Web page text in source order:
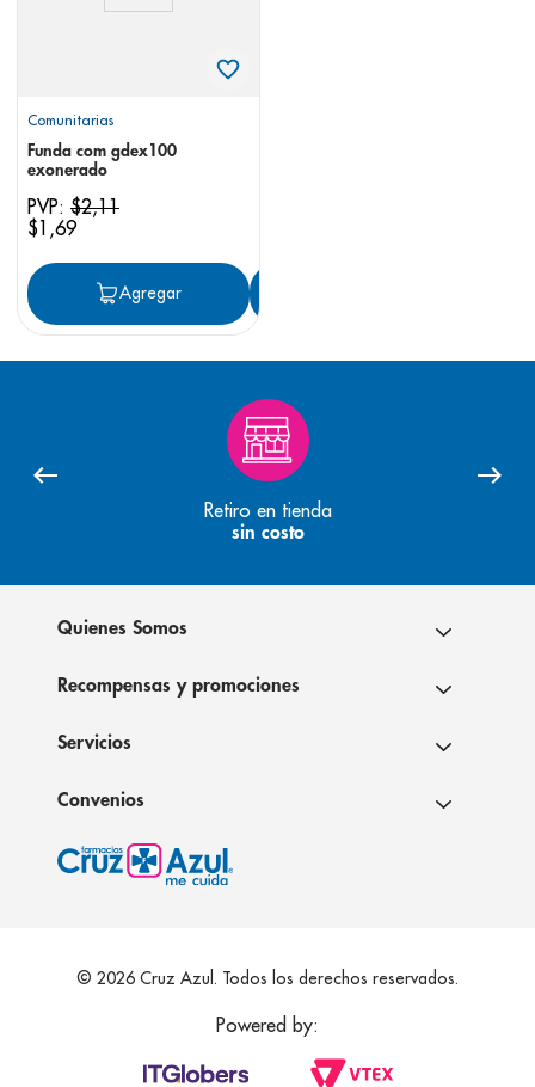
Comunitarias
Funda com gdex100
exonerado
PVP: $2,11
$1 ,69
Agregar
Retiro en tienda
sin costo
Quienes Somos
Recompensas y promociones
Servicios
Convenios
© 2026 Cruz Azul. Todos los derechos reservados.
Powered by: